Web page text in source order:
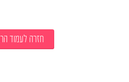
חזרה לעמוד